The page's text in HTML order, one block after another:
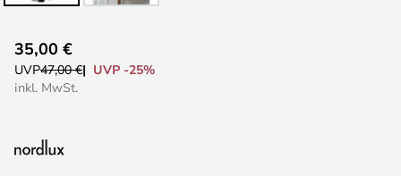
Anfang
der
35,00 €
UVP47,00 €
UVP -25%
inkl. MwSt.